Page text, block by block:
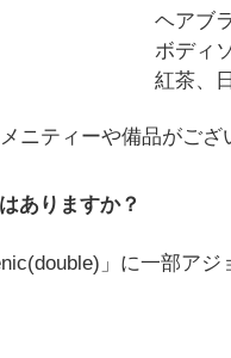
ヘアブ
ボディ
紅茶、
ニティーや備品がご
ありますか？
」に一部ア